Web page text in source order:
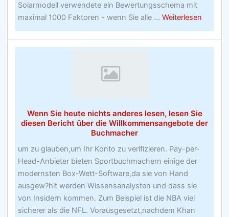
Solarmodell verwendete ein Bewertungsschema mit
maximal 1000 Faktoren - wenn Sie alle ... Weiterlesenabout
Bitte
unter
18
Wenn Sie heute nichts anderes lesen, lesen Sie
diesen Bericht über die Willkommensangebote der
Buchmacher
um zu glauben,um Ihr Konto zu verifizieren. Pay-per-
Head-Anbieter bieten Sportbuchmachern einige der
modernsten Box-Wett-Software,da sie von Hand
ausgew?hlt werden Wissensanalysten und dass sie
von Insidern kommen. Zum Beispiel ist die NBA viel
sicherer als die NFL. Vorausgesetzt,nachdem Khan